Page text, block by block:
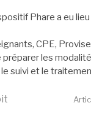
Phare a eu
CPE,
les
suivi et le